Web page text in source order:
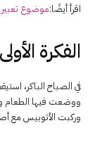
اقرأ أيضًا:موضوع
الفكرة
في الصباح الباكر،
ووضعت فيها الطعام
وركبت الأتوبيس مع